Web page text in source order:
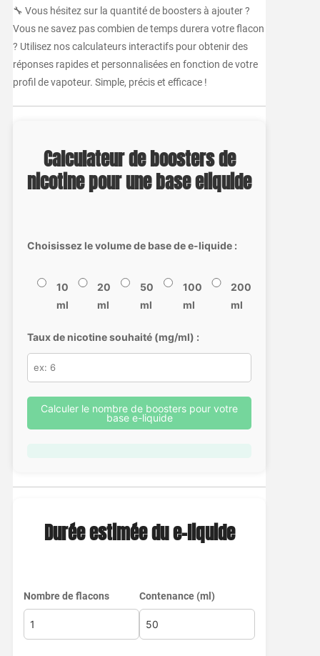
🔧 Vous hésitez sur la quantité de boosters à ajouter ?
Vous ne savez pas combien de temps durera votre flacon
? Utilisez nos calculateurs interactifs pour obtenir des
réponses rapides et personnalisées en fonction de votre
profil de vapoteur. Simple, précis et efficace !
Calculateur de boosters de
nicotine pour une base eliquide
Choisissez le volume de base de e-liquide :
10
ml
20
ml
50
ml
100
ml
200
ml
Taux de nicotine souhaité (mg/ml) :
Calculer le nombre de boosters pour votre
base e-liquide
Durée estimée du e-liquide
Nombre de flacons Contenance (ml)